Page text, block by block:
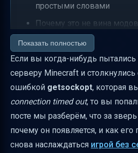
простыми словами
Почему это не вина
Minecraft
Как Windows Defender
соединение Minecraft
Проверяем DNS —
Google DNS
Как понять, где проблема
сервере?
Показать полностью
Если вы когда-нибудь
серверу Minecraft и столкнулись
ошибкой getsockopt, которая
connection timed out, то вы
посте мы разберём, что за
почему он появляется, и как его
снова наслаждаться игрой без